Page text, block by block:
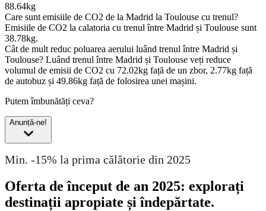
88.64kg
Care sunt emisiile de CO2 de la Madrid la Toulouse cu trenul?
Emisiile de CO2 la calatoria cu trenul între Madrid și Toulouse sunt
38.78kg.
Cât de mult reduc poluarea aerului luând trenul între Madrid și
Toulouse? Luând trenul între Madrid și Toulouse veți reduce
volumul de emisii de CO2 cu 72.02kg față de un zbor, 2.77kg față
de autobuz și 49.86kg față de folosirea unei mașini.
Putem îmbunătăți ceva?
Anunță-ne!
Min. -15% la prima călătorie din 2025
Oferta de început de an 2025: explorați
destinații apropiate și îndepărtate.